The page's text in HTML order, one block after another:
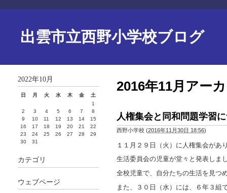
出雲市立西野小学校ブログ
2016年11月アー
人権集会と同和問題学習
西野小学校 (2016年11月30日 18:56)
１１月２９日（火）に人権集会があ
生活委員会の児童が堂々と発表しま
全校児童で、自分たちの生活を見つ
また、３０日（水）には、６年３組
2022年10月
日 月 火 水 木 金
土
1
2
3 4 5 6 7
8
9
10 11 12 13 14
15
16
17 18 19 20 21
22
23
24 25 26 27 28
29
30
31
カテゴリ
ウェブページ